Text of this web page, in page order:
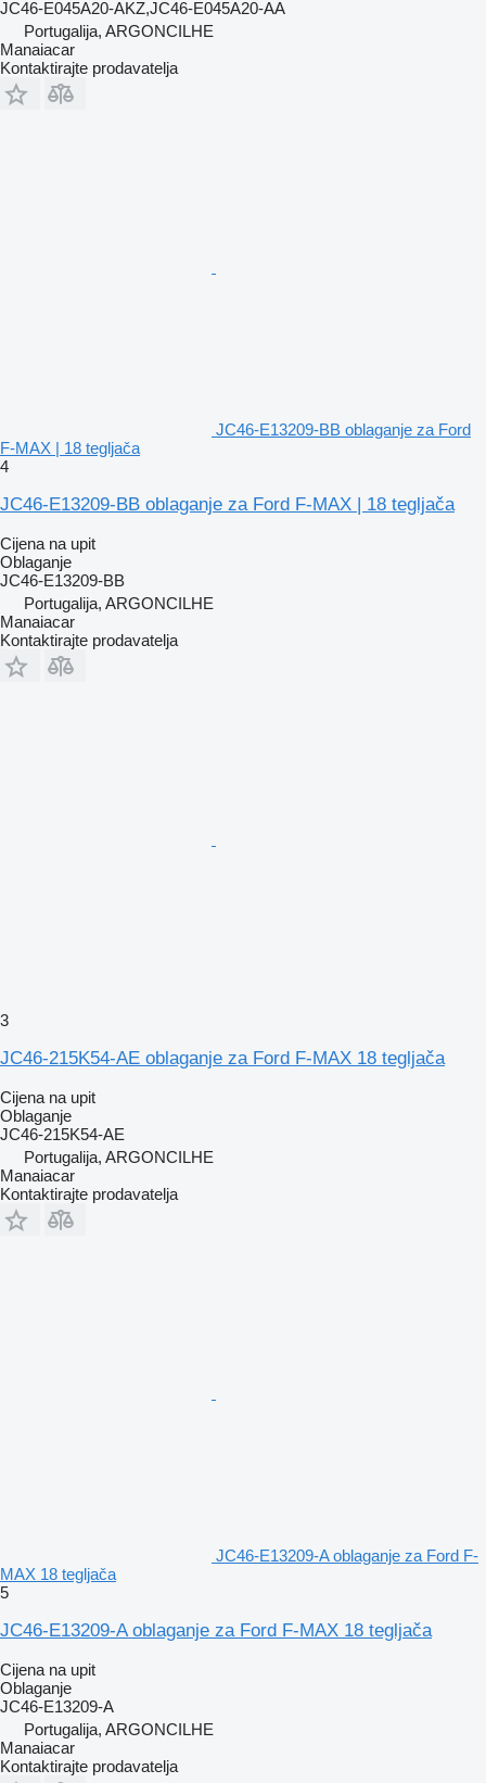
JC46-E045A20-AKZ,JC46-E045A20-AA
Portugalija, ARGONCILHE
Manaiacar
Kontaktirajte prodavatelja
JC46-E13209-BB oblaganje za Ford
F-MAX | 18 tegljača
4
JC46-E13209-BB oblaganje za Ford F-MAX | 18 tegljača
Cijena na upit
Oblaganje
JC46-E13209-BB
Portugalija, ARGONCILHE
Manaiacar
Kontaktirajte prodavatelja
3
JC46-215K54-AE oblaganje za Ford F-MAX 18 tegljača
Cijena na upit
Oblaganje
JC46-215K54-AE
Portugalija, ARGONCILHE
Manaiacar
Kontaktirajte prodavatelja
JC46-E13209-A oblaganje za Ford F-
MAX 18 tegljača
5
JC46-E13209-A oblaganje za Ford F-MAX 18 tegljača
Cijena na upit
Oblaganje
JC46-E13209-A
Portugalija, ARGONCILHE
Manaiacar
Kontaktirajte prodavatelja